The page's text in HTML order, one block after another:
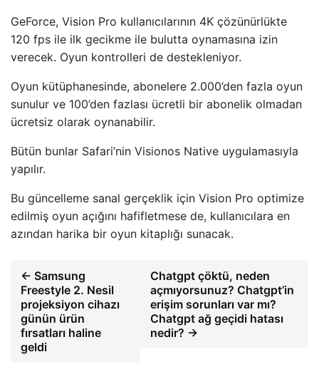
GeForce, Vision Pro kullanıcılarının 4K çözünürlükte
120 fps ile ilk gecikme ile bulutta oynamasına izin
verecek. Oyun kontrolleri de destekleniyor.
Oyun kütüphanesinde, abonelere 2.000’den fazla oyun
sunulur ve 100’den fazlası ücretli bir abonelik olmadan
ücretsiz olarak oynanabilir.
Bütün bunlar Safari’nin Visionos Native uygulamasıyla
yapılır.
Bu güncelleme sanal gerçeklik için Vision Pro optimize
edilmiş oyun açığını hafifletmese de, kullanıcılara en
azından harika bir oyun kitaplığı sunacak.
← Samsung
Freestyle 2. Nesil
projeksiyon cihazı
günün ürün
fırsatları haline
geldi
Chatgpt çöktü, neden
açmıyorsunuz? Chatgpt’in
erişim sorunları var mı?
Chatgpt ağ geçidi hatası
nedir? →